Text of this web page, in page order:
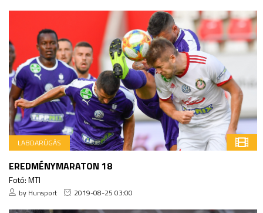
LABDARÚGÁS
EREDMÉNYMARATON 18
Fotó: MTI
by Hunsport 2019-08-25 03:00